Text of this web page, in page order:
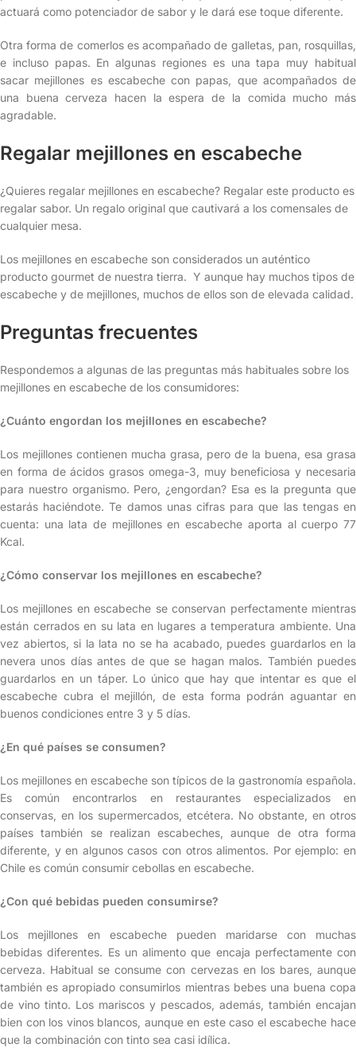
actuará como potenciador de sabor y le dará ese toque diferente.
Otra forma de comerlos es acompañado de galletas, pan, rosquillas,
e incluso papas. En algunas regiones es una tapa muy habitual
sacar mejillones es escabeche con papas, que acompañados de
una buena cerveza hacen la espera de la comida mucho más
agradable.
Regalar mejillones en escabeche
¿Quieres regalar mejillones en escabeche? Regalar este producto es
regalar sabor. Un regalo original que cautivará a los comensales de
cualquier mesa.
Los mejillones en escabeche son considerados un auténtico
producto gourmet de nuestra tierra. Y aunque hay muchos tipos de
escabeche y de mejillones, muchos de ellos son de elevada calidad.
Preguntas frecuentes
Respondemos a algunas de las preguntas más habituales sobre los
mejillones en escabeche de los consumidores:
¿Cuánto engordan los mejillones en escabeche?
Los mejillones contienen mucha grasa, pero de la buena, esa grasa
en forma de ácidos grasos omega-3, muy beneficiosa y necesaria
para nuestro organismo. Pero, ¿engordan? Esa es la pregunta que
estarás haciéndote. Te damos unas cifras para que las tengas en
cuenta: una lata de mejillones en escabeche aporta al cuerpo 77
Kcal.
¿Cómo conservar los mejillones en escabeche?
Los mejillones en escabeche se conservan perfectamente mientras
están cerrados en su lata en lugares a temperatura ambiente. Una
vez abiertos, si la lata no se ha acabado, puedes guardarlos en la
nevera unos días antes de que se hagan malos. También puedes
guardarlos en un táper. Lo único que hay que intentar es que el
escabeche cubra el mejillón, de esta forma podrán aguantar en
buenos condiciones entre 3 y 5 días.
¿En qué países se consumen?
Los mejillones en escabeche son típicos de la gastronomía española.
Es común encontrarlos en restaurantes especializados en
conservas, en los supermercados, etcétera. No obstante, en otros
países también se realizan escabeches, aunque de otra forma
diferente, y en algunos casos con otros alimentos. Por ejemplo: en
Chile es común consumir cebollas en escabeche.
¿Con qué bebidas pueden consumirse?
Los mejillones en escabeche pueden maridarse con muchas
bebidas diferentes. Es un alimento que encaja perfectamente con
cerveza. Habitual se consume con cervezas en los bares, aunque
también es apropiado consumirlos mientras bebes una buena copa
de vino tinto. Los mariscos y pescados, además, también encajan
bien con los vinos blancos, aunque en este caso el escabeche hace
que la combinación con tinto sea casi idílica.